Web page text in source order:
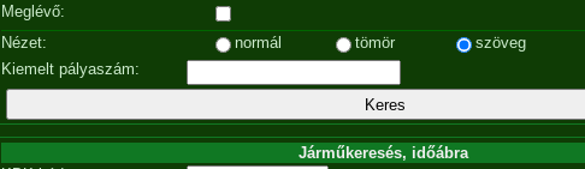
Meglévő:
Nézet:
normál tömör
szöveg
Kiemelt pályaszám:
Járműkeresés, időábra